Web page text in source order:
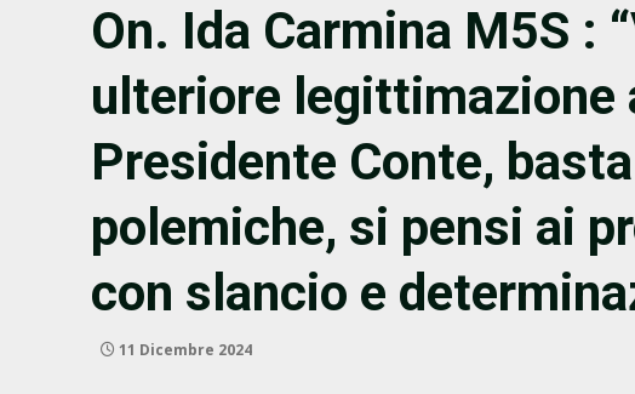
On. Ida Carmina M5S :
ulteriore legittimazione
Presidente Conte,
polemiche, si pensi ai
con slancio e
11 Dicembre 2024